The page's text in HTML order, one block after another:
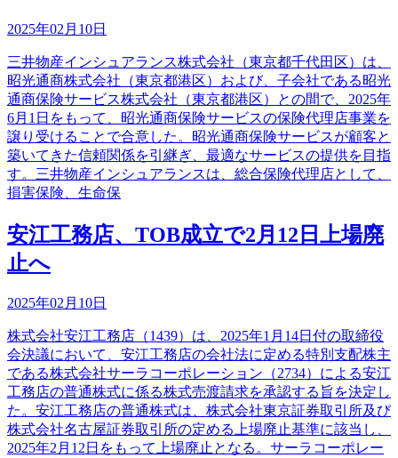
2025年02月10日
三井物産インシュアランス株式会社（東京都千代田区）は、
昭光通商株式会社（東京都港区）および、子会社である昭光
通商保険サービス株式会社（東京都港区）との間で、2025年
6月1日をもって、昭光通商保険サービスの保険代理店事業を
譲り受けることで合意した。昭光通商保険サービスが顧客と
築いてきた信頼関係を引継ぎ、最適なサービスの提供を目指
す。三井物産インシュアランスは、総合保険代理店として、
損害保険、生命保
安江工務店、TOB成立で2月12日上場廃
止へ
2025年02月10日
株式会社安江工務店（1439）は、2025年1月14日付の取締役
会決議において、安江工務店の会社法に定める特別支配株主
である株式会社サーラコーポレーション（2734）による安江
工務店の普通株式に係る株式売渡請求を承認する旨を決定し
た。安江工務店の普通株式は、株式会社東京証券取引所及び
株式会社名古屋証券取引所の定める上場廃止基準に該当し、
2025年2月12日をもって上場廃止となる。サーラコーポレー